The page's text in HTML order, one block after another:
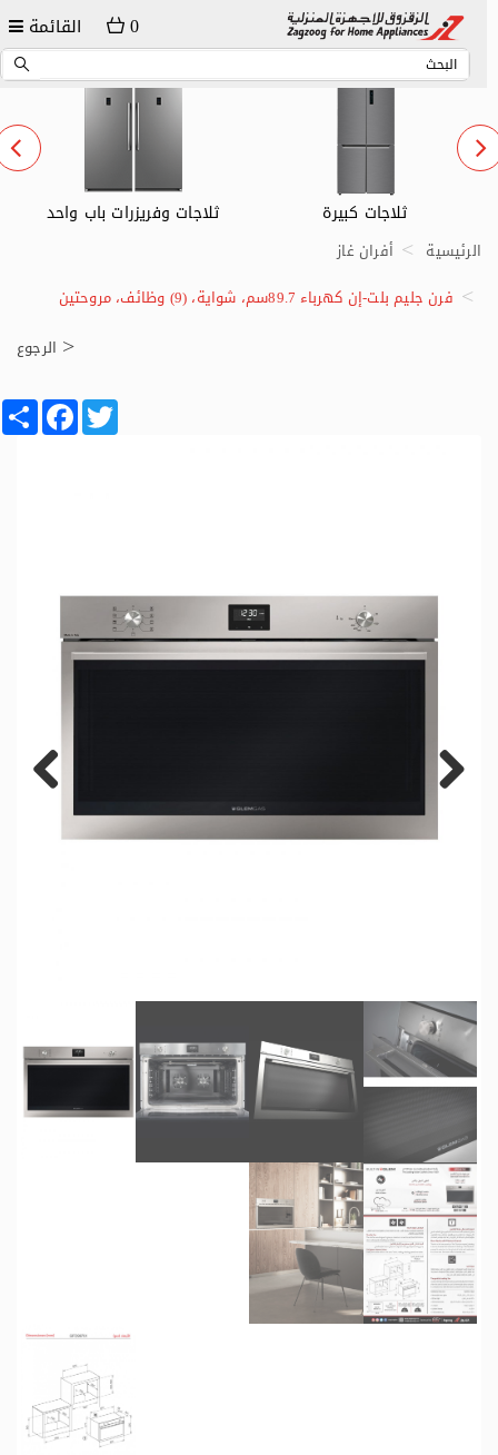
القائمة 0
ثلاجات وفريزرات باب واحد ثلاجات صغيرة
الرئيسية
أفران غاز
فرن جليم بلت-إن كهرباء 89.7سم، شواية، (9) وظائف، مروحتين
الرجوع
Share
FacebookTwitter
Previous